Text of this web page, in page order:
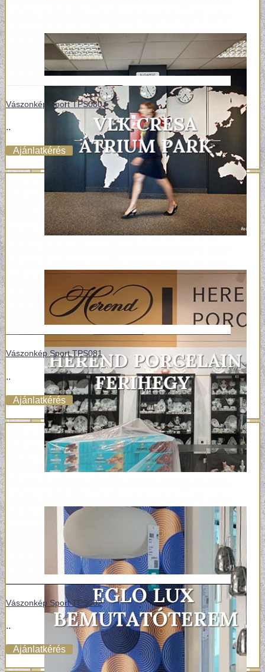
Vászonkép Sport TPS080
..
Ajánlatkérés
Vászonkép Sport TPS081
..
Ajánlatkérés
Vászonkép Sport TPS082
..
Ajánlatkérés